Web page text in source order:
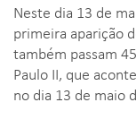
Neste dia 13 de
primeira aparição
também passam
Paulo II, que
no dia 13 de maio